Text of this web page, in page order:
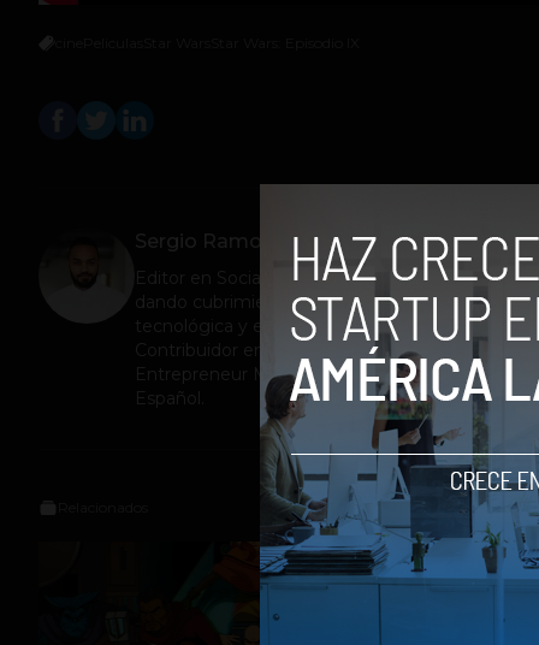
Sergio Ramos
Editor en Social Geek . Más de 10 años
dando cubrimiento a la industria
tecnológica y el ecosistema de startups.
Contribuidor en Fast Company México,
Entrepreneur Magazine y Forbes en
Español.